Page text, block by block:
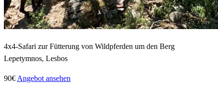
4x4-Safari zur Fütterung von Wildpferden um den Berg
Lepetymnos, Lesbos
90€ Angebot ansehen